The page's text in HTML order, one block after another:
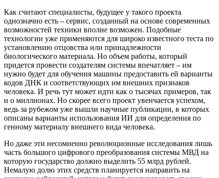
Как считают специалисты, будущее у такого проекта
однозначно есть – сервис, созданный на основе современных
возможностей техники вполне возможен. Подобные
технологии уже применяются для широко известного теста по
установлению отцовства или принадлежности
биологического материала. Но объем работы, который
придется провести создателям системы впечатляет – им
нужно будет для обучения машины предоставить ей варианты
кодов ДНК и соответствующих им внешних признаков
человека. И речь тут может идти как о тысячах примеров, так
и о миллионах. Но скорее всего проект увенчается успехом,
ведь за рубежом уже вышли научные публикации, в которых
описаны варианты использования ИИ для определения по
генному материалу внешнего вида человека.
Но даже эти несомненно революционные исследования лишь
часть большого цифрового преобразования системы МВД на
которую государство должно выделить 55 млрд рублей.
Немалую долю этих средств планируется направить на